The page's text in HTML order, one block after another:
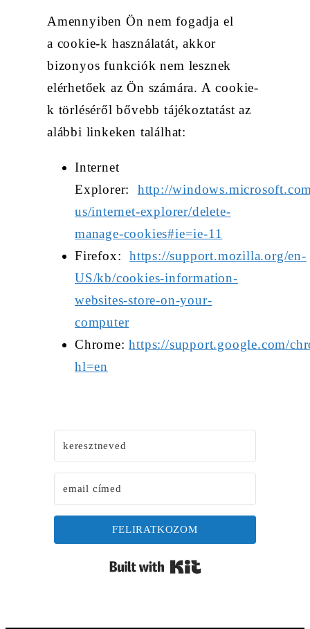
Amennyiben Ön nem fogadja el
a cookie-k használatát, akkor
bizonyos funkciók nem lesznek
elérhetőek az Ön számára. A cookie-
k törléséről bővebb tájékoztatást az
alábbi linkeken találhat:
Internet
Explorer: http://
us/internet-explorer/delete-
manage-cookies#ie=ie-11
Firefox:https://support.mozilla.org/en-
US/kb/cookies-information-
websites-store-on-your-
computer
Chrome:https://support.google.com/
hl=en
FELIRATKOZOM
Built with Kit